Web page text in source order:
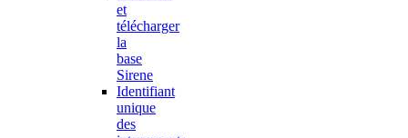
et
télécharger
la
base
Sirene
Identifiant
unique
des